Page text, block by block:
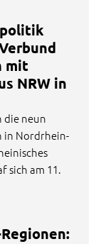
mit
NRW in
die neun
in Nordrhein-
sich am 11.